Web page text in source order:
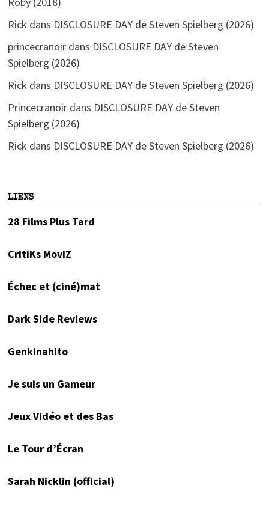
Rick dans DISCLOSURE DAY de Steven Spielberg (2026)
princecranoirdans DISCLOSURE DAY de Steven
Spielberg (2026)
Rick dans DISCLOSURE DAY de Steven Spielberg (2026)
Princecranoirdans DISCLOSURE DAY de Steven
Spielberg (2026)
Rick dans DISCLOSURE DAY de Steven Spielberg (2026)
LIENS
28 Films Plus Tard
CritiKs MoviZ
Échec et (ciné)mat
Dark Side Reviews
Genkinahito
Je suis un Gameur
Jeux Vidéo et des Bas
Le Tour d’Écran
Sarah Nicklin (official)